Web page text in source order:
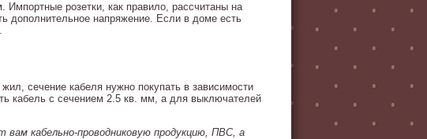
Импортные розетки, как правило, рассчитаны на
дополнительное напряжение. Если в доме есть
сечение кабеля нужно покупать в зависимости
кабель с сечением 2.5 кв. мм, а для выключателей
вам кабельно-проводниковую продукцию, ПВС, а